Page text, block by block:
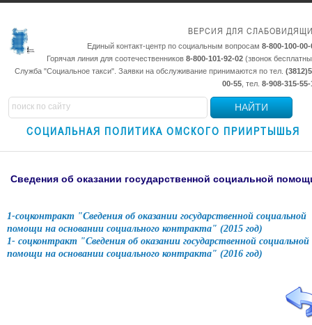
ВЕРСИЯ ДЛЯ
Единый контакт-центр по социальным вопросам 8-800-100-00-
Горячая линия для соотечественников 8-800-101-92-02 (звонок
Служба "Социальное такси". Заявки на обслуживание принимаются по тел.
00-55 , тел. 8-908-315-55-
НАЙТИ
СОЦИАЛЬНАЯ ПОЛИТИКА ОМСКОГО ПРИИРТЫШЬЯ
Сведения об оказании государственной социальной
1-соцконтракт "Сведения об оказании государственной социальной
помощи на основании социального контракта" (2015 год)
1- соцконтракт "Сведения об оказании государственной социальной
помощи на основании социального контракта" (2016 год)